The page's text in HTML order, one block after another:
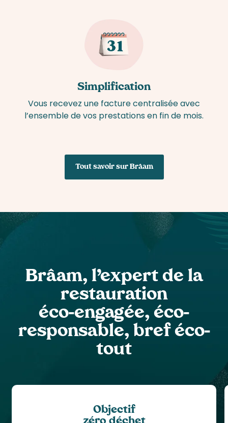
Simplification
Vous recevez une facture centralisée avec
l’ensemble de vos prestations en fin de mois.
Tout savoir sur Brâam
Brâam, l’expert de la
restauration
éco-engagée, éco-
responsable, bref éco-
tout
Objectif